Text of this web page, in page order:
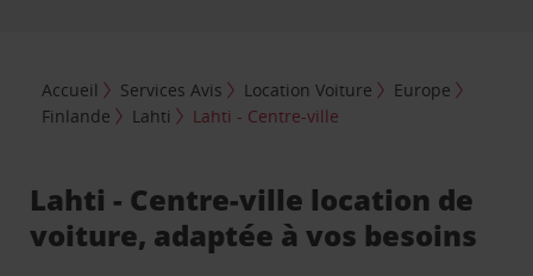
Accueil Services Avis Location Voiture
Europe
Finlande
Lahti Lahti - Centre-ville
Lahti - Centre-ville location de
voiture, adaptée à vos besoins